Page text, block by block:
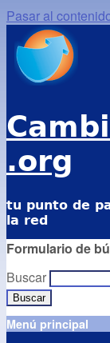
Pasar al
.org
tu punto de
la red
Formulario de
Buscar
Menú principal